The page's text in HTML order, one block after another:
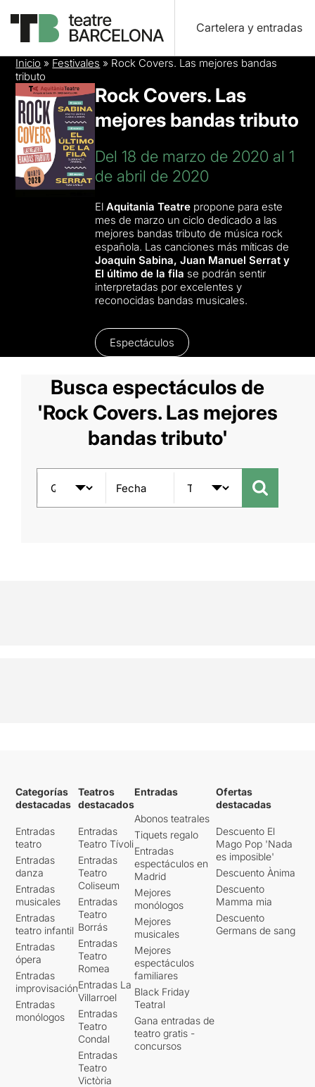
Cartelera y entradas
Inicio » Festivales » Rock Covers. Las mejores bandas
tributo
Rock Covers. Las
mejores bandas tributo
Del 18 de marzo de 2020 al 1
de abril de 2020
ElAquitania Teatre propone para este
mes de marzo un ciclo dedicado a las
mejores bandas tributo de música rock
española. Las canciones más míticas de
Joaquin Sabina, Juan Manuel Serrat y
El último de la fila se podrán sentir
interpretadas por excelentes y
reconocidas bandas musicales.
Espectáculos
Busca espectáculos de
'Rock Covers. Las mejores
bandas tributo'
Fecha
Categorías
destacadas
Entradas
teatro
Entradas
danza
Entradas
musicales
Entradas
teatro infantil
Entradas
ópera
Entradas
improvisación
Entradas
monólogos
Teatros
destacados
Entradas
Teatro Tívoli
Entradas
Teatro
Coliseum
Entradas
Teatro
Borrás
Entradas
Teatro
Romea
Entradas La
Villarroel
Entradas
Teatro
Condal
Entradas
Teatro
Victòria
Entradas
Abonos teatrales
Tiquets regalo
Entradas
espectáculos en
Madrid
Mejores
monólogos
Mejores
musicales
Mejores
espectáculos
familiares
Black Friday
Teatral
Gana entradas de
teatro gratis -
concursos
Ofertas
destacadas
Descuento El
Mago Pop 'Nada
es imposible'
Descuento Ànima
Descuento
Mamma mia
Descuento
Germans de sang